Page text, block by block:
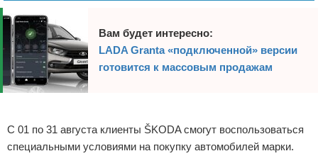
Вам будет интересно:
LADA Granta «подключенной» версии
готовится к массовым продажам
С 01 по 31 августа клиенты ŠKODA смогут воспользоваться
специальными условиями на покупку автомобилей марки.